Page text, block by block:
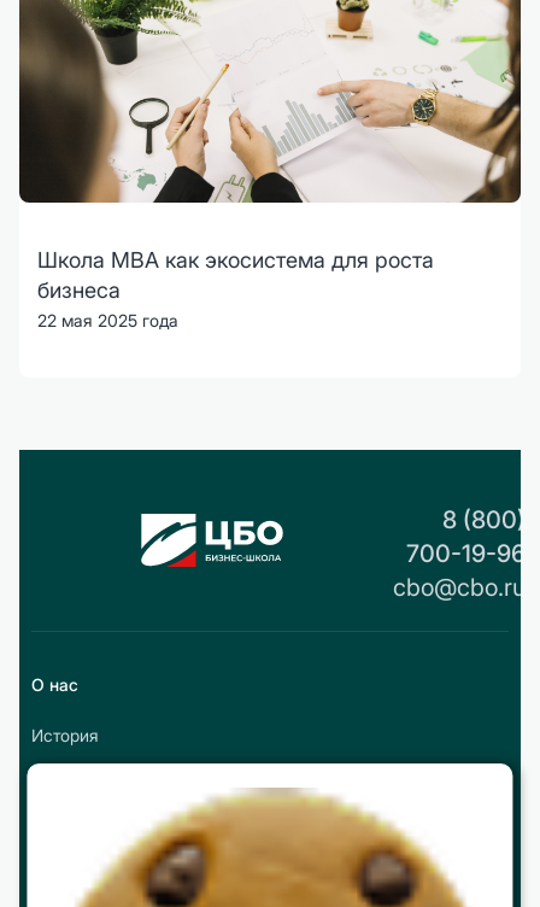
Школа MBA как экосистема для роста
бизнеса
22 мая 2025 года
8 (800)
700-19-96
cbo@cbo.ru
О нас
История
Работа в ЦБО